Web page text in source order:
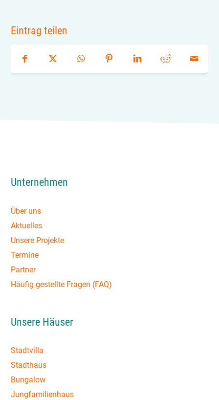
Eintrag teilen
Unternehmen
Über uns
Aktuelles
Unsere Projekte
Termine
Partner
Häufig gestellte Fragen (FAQ)
Unsere Häuser
Stadtvilla
Stadthaus
Bungalow
Jungfamilienhaus